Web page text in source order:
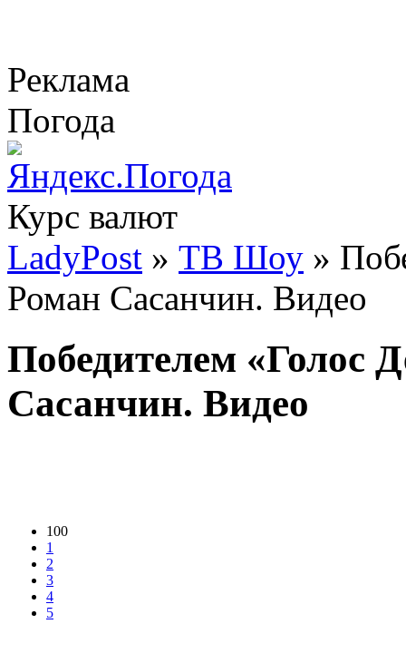
Реклама
Погода
Курс валют
LadyPost » ТВ Шоу »
Роман Сасанчин. Видео
Победителем «Голос
Сасанчин. Видео
100
1
2
3
4
5